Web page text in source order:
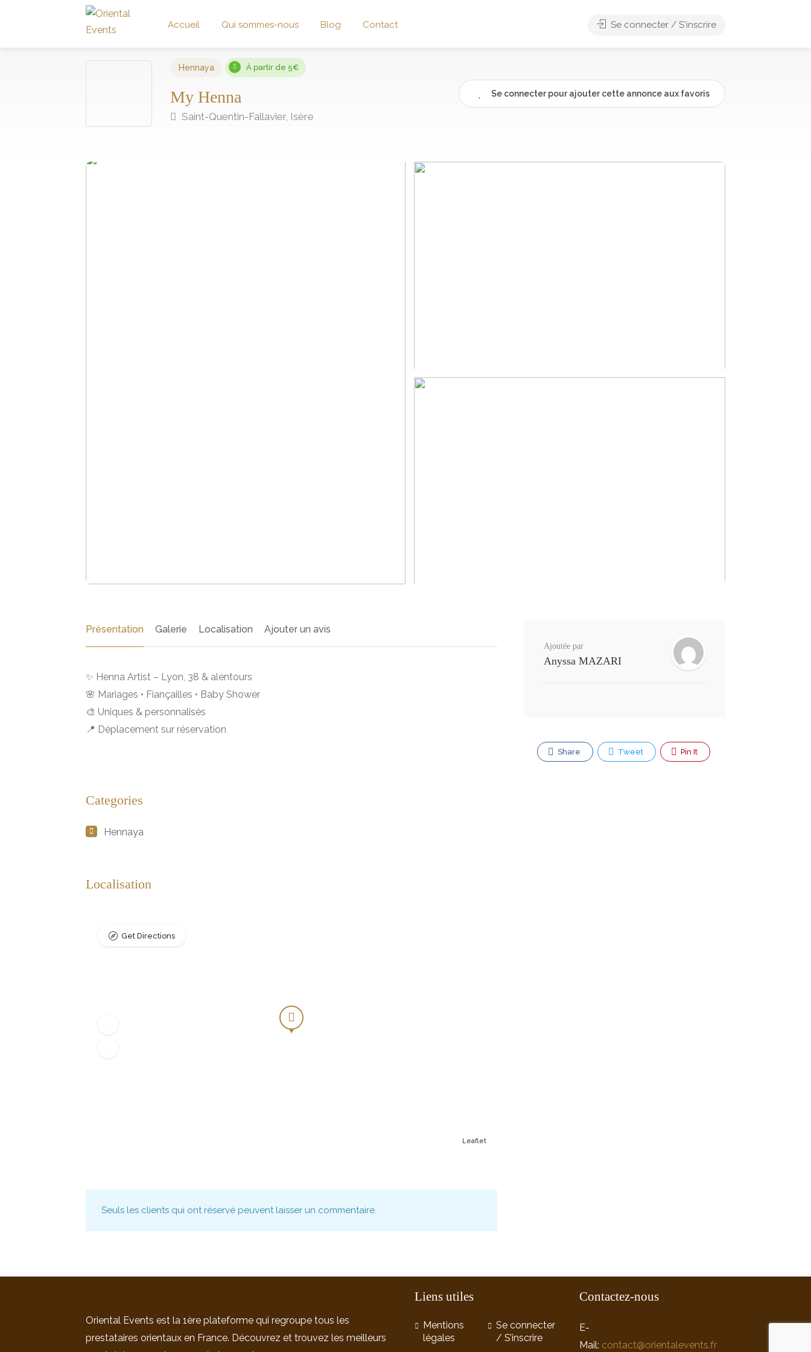
Accueil Qui sommes-nous Blog Contact Se connecter / S'inscrire
Hennaya À partir de 5€
My Henna
Saint-Quentin-Fallavier, Isère
Se connecter pour ajouter cette annonce aux favoris
Présentation Galerie Localisation Ajouter un avis
✨ Henna Artist – Lyon, 38 & alentours
🌸 Mariages • Fiançailles • Baby Shower
🎨 Uniques & personnalisés
📍 Déplacement sur réservation
Categories
Hennaya
Localisation
Leaflet
Get Directions
Seuls les clients qui ont réservé peuvent laisser un commentaire.
Ajoutée par
Anyssa MAZARI
Share Tweet Pin It
Oriental Events est la 1ère plateforme qui regroupe tous les
prestataires orientaux en France. Découvrez et trouvez les meilleurs
Liens utiles
Mentions
légales
Se connecter
/ S’inscrire
Contactez-nous
E-
Mail: contact@orientalevents.fr